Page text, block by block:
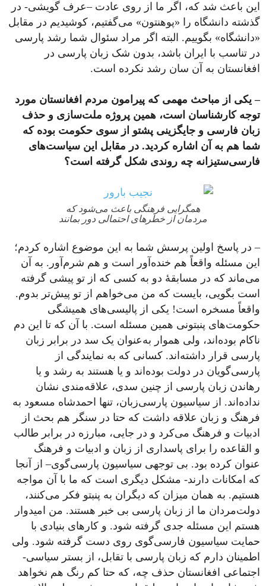
این باعث شد که، اگر ما از روی عادت –عرف گویشی- در
گذشته دانشگاه را «پوهنتون» می‌گفتیم، کوشیدیم در مقابل
«دانشگاه» بگوییم. البته اگر مراد سئوال شما رشد پارسی
در تناسب با ایران باشد، بدون شک زبان پارسی در
افغانستان به‌ آن سان رشد نکرده است.
– یکی از مباحث مهمی که پیرامون مردم افغانستان مورد
توجه کارشناسان است، همین پروژه ملت‌سازی و حذف
زبان فارسی و جایگزینی پشتو از سوی حکومت بوده که
شما هم به آن اشاره کردید. در مقابل این سیاست‌های
فارسی‌ستیزانه چه روندی شکل گرفته است؟
همگرایی فرهنگی باعث می‌شود که
مردمان از خطرهای احتمالی دور بمانند
– در پاسخ اولین پرسش شما به این موضوع اشاره کردم؛
این مسئله واقعاً هم خنده‌آور است و هم شرم‌آور. به‌ آن
می‌ماند که در مسابقۀ دو به ‌کسی که از تو پیشی گرفته
است بگویی، بایست که من می‌خواهم از تو پیش‌تر بدوم.
واقعاً مسخره است! یکی از پالیسی‌های همیشگی
حکومت‌های پنبتونی همین مسئله است. با آن‌ که تا این ‌دم
ناکام بوده‌اند، ولی هموار به‌عنوان یک سد در برابر زبان
پارسی قرار داشته‌اند. کسانی که به ‌نمایند‌گی از
پارسی‌گویان در دولت بوده‌اند و یا هستند به رشد و یا
رهاندن زبان پارسی از چنین سدی، علاقه‌مندی نشان
نداده‌اند. از سیاسیون پارسی‌زبان، تنها احمدشاه مسعود به
فرهنگ و زبان علاقه داشت که حتا در سنگر هم بحث از
ادبیات و فرهنگ می‌کرد و در جایی، مبارزه در برابر طالب
و القاعده را برای پاسداری از زبان و ادبیات و فرهنگ
عنوان کرده بود. بی‌ توجهی سیاسیون پارسی‌گوی– از آنجا
که امکانات دارند- مشکل دیگری است که ما با آن مواجه
هستیم. به همان میزان که دیگران به پنبتو فکر می‌کنند،
دولت‌مردان ما از زبان پارسی بی‌ خبر هستند. من امیدوار
هستم این مسئله جدی گرفته شود. و کارهای بنیادی با
حمایت سیاسیون فارسی‌گوی روی دست گرفته شود. ولی
اطمینان دارم که زبان پارسی با تقابل، از بستر سیاسی-
اجتماعی افغانستان حذف چه، که حتا کم‌ رنگ هم نخواهد